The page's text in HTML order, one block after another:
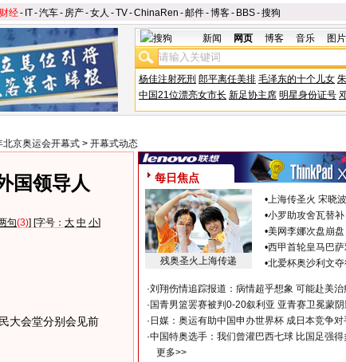
财经- IT-汽车- 房产-女人 -TV-ChinaRen -邮件-博客- BBS-搜狗
新闻 网页 博客 音乐 图片
杨佳注射死刑 郎平离任美排 毛泽东的十个儿女
中国21位漂亮女市长 新足协主席 明星身份证号
北京奥运会开幕式 > 开幕式动态
国领导人
句(3)] [字号： 大 中 小]
大会堂分别会见前
每日焦点
残奥圣火上海传递
•上海传圣火 宋晓
•小罗助攻舍瓦替
•美网李娜次盘崩
•西甲首轮皇马巴
•北爱杯奥沙利文
·刘翔伤情追踪报道：病情超乎想象 可能赴美治
· 国青男篮罢赛被判0-20叙利亚 亚青赛卫冕蒙
· 日媒：奥运有助中国申办世界杯 成日本竞争对
·中国特奥选手：我们曾灌巴西七球 比国足强得
更多>>